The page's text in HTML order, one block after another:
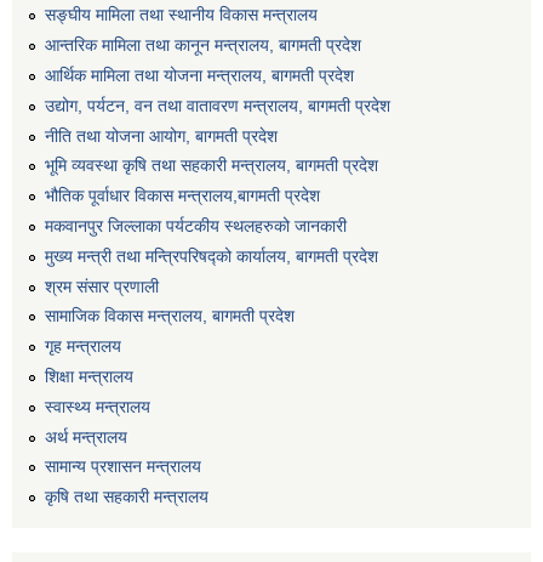
सङ्घीय मामिला तथा स्थानीय विकास मन्त्रालय
आन्तरिक मामिला तथा कानून मन्त्रालय, बागमती प्रदेश
आर्थिक मामिला तथा योजना मन्त्रालय, बागमती प्रदेश
उद्योग, पर्यटन, वन तथा वातावरण मन्त्रालय, बागमती प्रदेश
नीति तथा योजना आयोग, बागमती प्रदेश
भूमि व्यवस्था कृषि तथा सहकारी मन्त्रालय, बागमती प्रदेश
भौतिक पूर्वाधार विकास मन्त्रालय,बागमती प्रदेश
मकवानपुर जिल्लाका पर्यटकीय स्थलहरुको जानकारी
मुख्य मन्त्री तथा मन्त्रिपरिषद्को कार्यालय, बागमती प्रदेश
श्रम संसार प्रणाली
सामाजिक विकास मन्त्रालय, बागमती प्रदेश
गृह मन्त्रालय
शिक्षा मन्त्रालय
स्वास्थ्य मन्त्रालय
अर्थ मन्त्रालय
सामान्य प्रशासन मन्त्रालय
कृषि तथा सहकारी मन्त्रालय